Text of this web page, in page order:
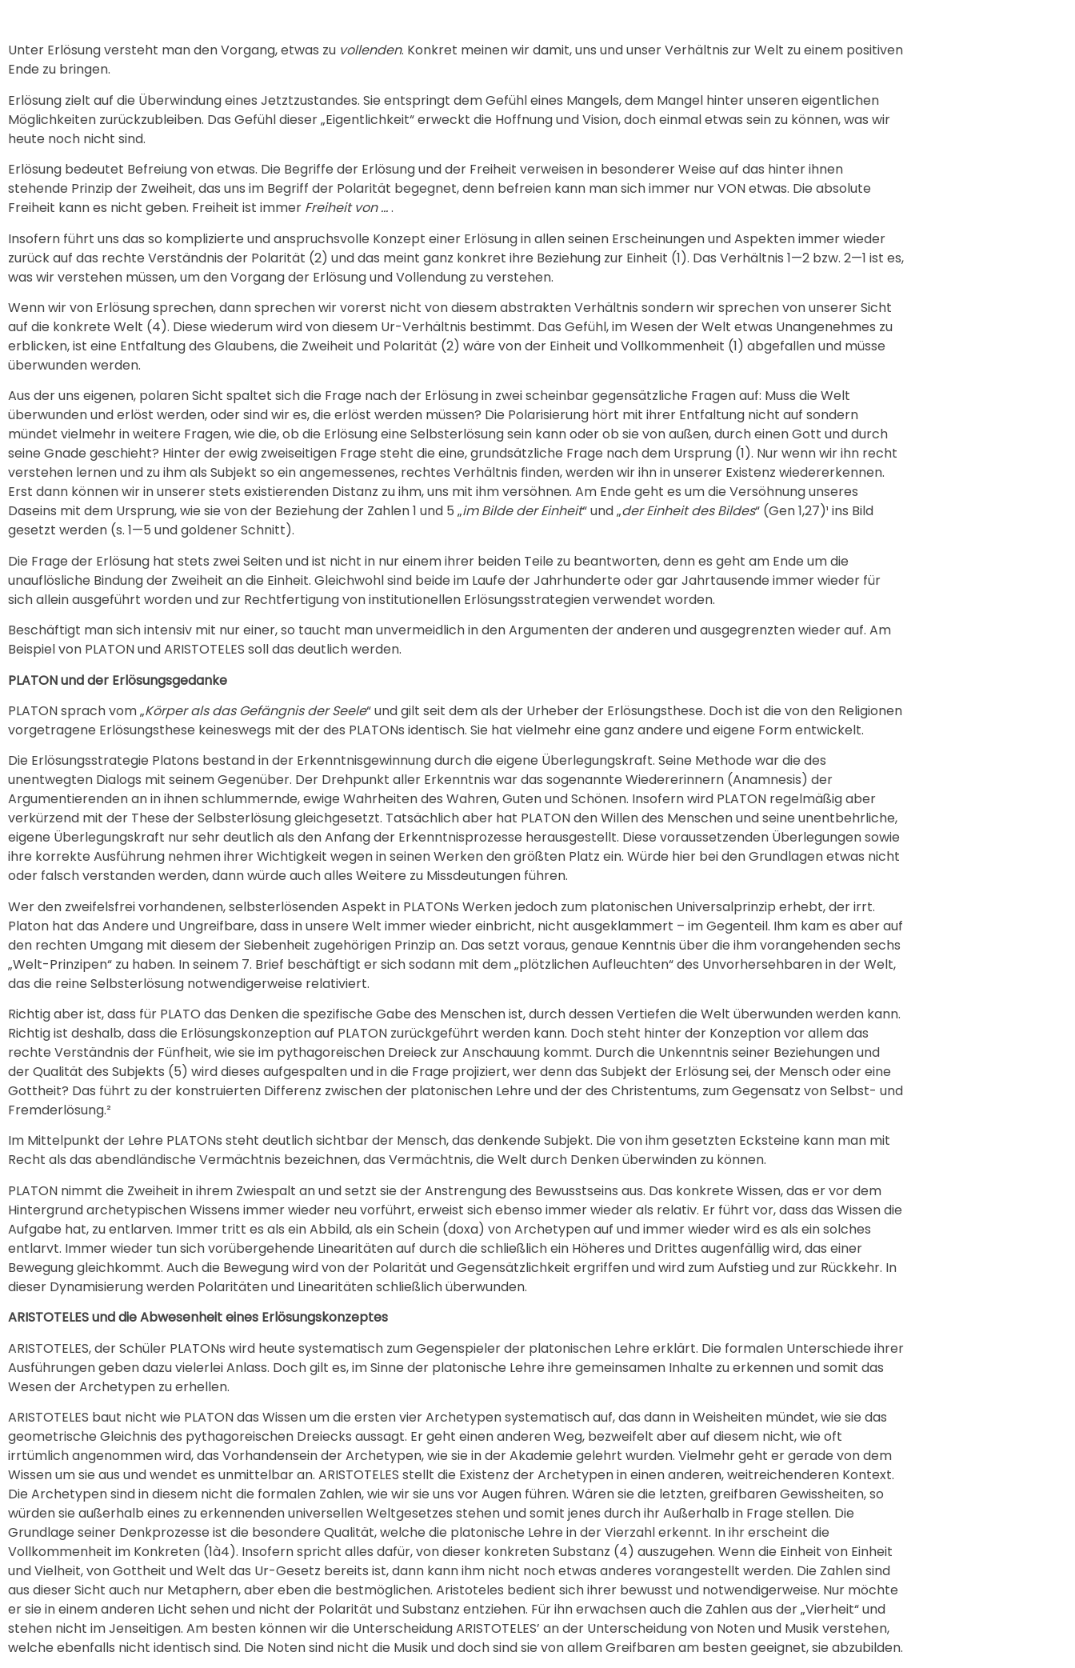
Unter Erlösung versteht man den Vorgang, etwas zu vollenden. Konkret meinen wir damit, uns und unser Verhältnis zur Welt zu einem positiven
Ende zu bringen.
Erlösung zielt auf die Überwindung eines Jetztzustandes. Sie entspringt dem Gefühl eines Mangels, dem Mangel hinter unseren eigentlichen
Möglichkeiten zurückzubleiben. Das Gefühl dieser „Eigentlichkeit“ erweckt die Hoffnung und Vision, doch einmal etwas sein zu können, was wir
heute noch nicht sind.
Erlösung bedeutet Befreiung von etwas. Die Begriffe der Erlösung und der Freiheit verweisen in besonderer Weise auf das hinter ihnen
stehende Prinzip der Zweiheit, das uns im Begriff der Polarität begegnet, denn befreien kann man sich immer nur VON etwas. Die absolute
Freiheit kann es nicht geben. Freiheit ist immer Freiheit von ….
Insofern führt uns das so komplizierte und anspruchsvolle Konzept einer Erlösung in allen seinen Erscheinungen und Aspekten immer wieder
zurück auf das rechte Verständnis der Polarität (2) und das meint ganz konkret ihre Beziehung zur Einheit (1). Das Verhältnis 1—2 bzw. 2—1 ist es,
was wir verstehen müssen, um den Vorgang der Erlösung und Vollendung zu verstehen.
Wenn wir von Erlösung sprechen, dann sprechen wir vorerst nicht von diesem abstrakten Verhältnis sondern wir sprechen von unserer Sicht
auf die konkrete Welt (4). Diese wiederum wird von diesem Ur-Verhältnis bestimmt. Das Gefühl, im Wesen der Welt etwas Unangenehmes zu
erblicken, ist eine Entfaltung des Glaubens, die Zweiheit und Polarität (2) wäre von der Einheit und Vollkommenheit (1) abgefallen und müsse
überwunden werden.
Aus der uns eigenen, polaren Sicht spaltet sich die Frage nach der Erlösung in zwei scheinbar gegensätzliche Fragen auf: Muss die Welt
überwunden und erlöst werden, oder sind wir es, die erlöst werden müssen? Die Polarisierung hört mit ihrer Entfaltung nicht auf sondern
mündet vielmehr in weitere Fragen, wie die, ob die Erlösung eine Selbsterlösung sein kann oder ob sie von außen, durch einen Gott und durch
seine Gnade geschieht? Hinter der ewig zweiseitigen Frage steht die eine, grundsätzliche Frage nach dem Ursprung (1). Nur wenn wir ihn recht
verstehen lernen und zu ihm als Subjekt so ein angemessenes, rechtes Verhältnis finden, werden wir ihn in unserer Existenz wiedererkennen.
Erst dann können wir in unserer stets existierenden Distanz zu ihm, uns mit ihm versöhnen. Am Ende geht es um die Versöhnung unseres
Daseins mit dem Ursprung, wie sie von der Beziehung der Zahlen 1 und 5 „im Bilde der Einheit“ und „der Einheit des Bildes“ (Gen 1,27)¹ ins Bild
gesetzt werden (s. 1—5 und goldener Schnitt).
Die Frage der Erlösung hat stets zwei Seiten und ist nicht in nur einem ihrer beiden Teile zu beantworten, denn es geht am Ende um die
unauflösliche Bindung der Zweiheit an die Einheit. Gleichwohl sind beide im Laufe der Jahrhunderte oder gar Jahrtausende immer wieder für
sich allein ausgeführt worden und zur Rechtfertigung von institutionellen Erlösungsstrategien verwendet worden.
Beschäftigt man sich intensiv mit nur einer, so taucht man unvermeidlich in den Argumenten der anderen und ausgegrenzten wieder auf. Am
Beispiel von PLATON und ARISTOTELES soll das deutlich werden.
PLATON und der Erlösungsgedanke
PLATON sprach vom „Körper als das Gefängnis der Seele“ und gilt seit dem als der Urheber der Erlösungsthese. Doch ist die von den Religionen
vorgetragene Erlösungsthese keineswegs mit der des PLATONs identisch. Sie hat vielmehr eine ganz andere und eigene Form entwickelt.
Die Erlösungsstrategie Platons bestand in der Erkenntnisgewinnung durch die eigene Überlegungskraft. Seine Methode war die des
unentwegten Dialogs mit seinem Gegenüber. Der Drehpunkt aller Erkenntnis war das sogenannte Wiedererinnern (Anamnesis) der
Argumentierenden an in ihnen schlummernde, ewige Wahrheiten des Wahren, Guten und Schönen. Insofern wird PLATON regelmäßig aber
verkürzend mit der These der Selbsterlösung gleichgesetzt. Tatsächlich aber hat PLATON den Willen des Menschen und seine unentbehrliche,
eigene Überlegungskraft nur sehr deutlich als den Anfang der Erkenntnisprozesse herausgestellt. Diese voraussetzenden Überlegungen sowie
ihre korrekte Ausführung nehmen ihrer Wichtigkeit wegen in seinen Werken den größten Platz ein. Würde hier bei den Grundlagen etwas nicht
oder falsch verstanden werden, dann würde auch alles Weitere zu Missdeutungen führen.
Wer den zweifelsfrei vorhandenen, selbsterlösenden Aspekt in PLATONs Werken jedoch zum platonischen Universalprinzip erhebt, der irrt.
Platon hat das Andere und Ungreifbare, dass in unsere Welt immer wieder einbricht, nicht ausgeklammert – im Gegenteil. Ihm kam es aber auf
den rechten Umgang mit diesem der Siebenheit zugehörigen Prinzip an. Das setzt voraus, genaue Kenntnis über die ihm vorangehenden sechs
„Welt-Prinzipen“ zu haben. In seinem 7. Brief beschäftigt er sich sodann mit dem „plötzlichen Aufleuchten“ des Unvorhersehbaren in der Welt,
das die reine Selbsterlösung notwendigerweise relativiert.
Richtig aber ist, dass für PLATO das Denken die spezifische Gabe des Menschen ist, durch dessen Vertiefen die Welt überwunden werden kann.
Richtig ist deshalb, dass die Erlösungskonzeption auf PLATON zurückgeführt werden kann. Doch steht hinter der Konzeption vor allem das
rechte Verständnis der Fünfheit, wie sie im pythagoreischen Dreieck zur Anschauung kommt. Durch die Unkenntnis seiner Beziehungen und
der Qualität des Subjekts (5) wird dieses aufgespalten und in die Frage projiziert, wer denn das Subjekt der Erlösung sei, der Mensch oder eine
Gottheit? Das führt zu der konstruierten Differenz zwischen der platonischen Lehre und der des Christentums, zum Gegensatz von Selbst- und
Fremderlösung.²
Im Mittelpunkt der Lehre PLATONs steht deutlich sichtbar der Mensch, das denkende Subjekt. Die von ihm gesetzten Ecksteine kann man mit
Recht als das abendländische Vermächtnis bezeichnen, das Vermächtnis, die Welt durch Denken überwinden zu können.
PLATON nimmt die Zweiheit in ihrem Zwiespalt an und setzt sie der Anstrengung des Bewusstseins aus. Das konkrete Wissen, das er vor dem
Hintergrund archetypischen Wissens immer wieder neu vorführt, erweist sich ebenso immer wieder als relativ. Er führt vor, dass das Wissen die
Aufgabe hat, zu entlarven. Immer tritt es als ein Abbild, als ein Schein (doxa) von Archetypen auf und immer wieder wird es als ein solches
entlarvt. Immer wieder tun sich vorübergehende Linearitäten auf durch die schließlich ein Höheres und Drittes augenfällig wird, das einer
Bewegung gleichkommt. Auch die Bewegung wird von der Polarität und Gegensätzlichkeit ergriffen und wird zum Aufstieg und zur Rückkehr. In
dieser Dynamisierung werden Polaritäten und Linearitäten schließlich überwunden.
ARISTOTELES und die Abwesenheit eines Erlösungskonzeptes
ARISTOTELES, der Schüler PLATONs wird heute systematisch zum Gegenspieler der platonischen Lehre erklärt. Die formalen Unterschiede ihrer
Ausführungen geben dazu vielerlei Anlass. Doch gilt es, im Sinne der platonische Lehre ihre gemeinsamen Inhalte zu erkennen und somit das
Wesen der Archetypen zu erhellen.
ARISTOTELES baut nicht wie PLATON das Wissen um die ersten vier Archetypen systematisch auf, das dann in Weisheiten mündet, wie sie das
geometrische Gleichnis des pythagoreischen Dreiecks aussagt. Er geht einen anderen Weg, bezweifelt aber auf diesem nicht, wie oft
irrtümlich angenommen wird, das Vorhandensein der Archetypen, wie sie in der Akademie gelehrt wurden. Vielmehr geht er gerade von dem
Wissen um sie aus und wendet es unmittelbar an. ARISTOTELES stellt die Existenz der Archetypen in einen anderen, weitreichenderen Kontext.
Die Archetypen sind in diesem nicht die formalen Zahlen, wie wir sie uns vor Augen führen. Wären sie die letzten, greifbaren Gewissheiten, so
würden sie außerhalb eines zu erkennenden universellen Weltgesetzes stehen und somit jenes durch ihr Außerhalb in Frage stellen. Die
Grundlage seiner Denkprozesse ist die besondere Qualität, welche die platonische Lehre in der Vierzahl erkennt. In ihr erscheint die
Vollkommenheit im Konkreten (1à4). Insofern spricht alles dafür, von dieser konkreten Substanz (4) auszugehen. Wenn die Einheit von Einheit
und Vielheit, von Gottheit und Welt das Ur-Gesetz bereits ist, dann kann ihm nicht noch etwas anderes vorangestellt werden. Die Zahlen sind
aus dieser Sicht auch nur Metaphern, aber eben die bestmöglichen. Aristoteles bedient sich ihrer bewusst und notwendigerweise. Nur möchte
er sie in einem anderen Licht sehen und nicht der Polarität und Substanz entziehen. Für ihn erwachsen auch die Zahlen aus der „Vierheit“ und
stehen nicht im Jenseitigen. Am besten können wir die Unterscheidung ARISTOTELES’ an der Unterscheidung von Noten und Musik verstehen,
welche ebenfalls nicht identisch sind. Die Noten sind nicht die Musik und doch sind sie von allem Greifbaren am besten geeignet, sie abzubilden.